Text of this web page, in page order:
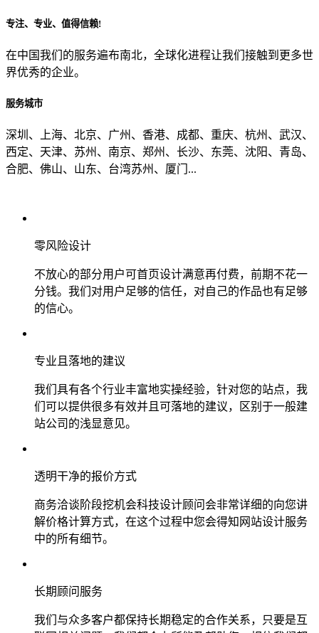
专注、专业、值得信赖!
在中国我们的服务遍布南北，全球化进程让我们接触到更多世
界优秀的企业。
服务城市
深圳、上海、北京、广州、香港、成都、重庆、杭州、武汉、
西定、天津、苏州、南京、郑州、长沙、东莞、沈阳、青岛、
合肥、佛山、山东、台湾苏州、厦门...
零风险设计
不放心的部分用户可首页设计满意再付费，前期不花一
分钱。我们对用户足够的信任，对自己的作品也有足够
的信心。
专业且落地的建议
我们具有各个行业丰富地实操经验，针对您的站点，我
们可以提供很多有效并且可落地的建议，区别于一般建
站公司的浅显意见。
透明干净的报价方式
商务洽谈阶段挖机会科技设计顾问会非常详细的向您讲
解价格计算方式，在这个过程中您会得知网站设计服务
中的所有细节。
长期顾问服务
我们与众多客户都保持长期稳定的合作关系，只要是互